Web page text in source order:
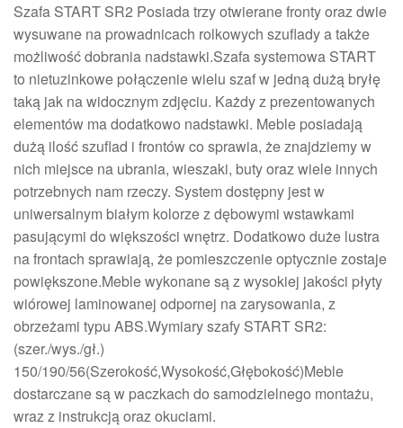
Szafa START SR2 Posiada trzy otwierane fronty oraz dwie
wysuwane na prowadnicach rolkowych szuflady a także
możliwość dobrania nadstawki.Szafa systemowa START
to nietuzinkowe połączenie wielu szaf w jedną dużą bryłę
taką jak na widocznym zdjęciu. Każdy z prezentowanych
elementów ma dodatkowo nadstawki. Meble posiadają
dużą ilość szuflad i frontów co sprawia, że znajdziemy w
nich miejsce na ubrania, wieszaki, buty oraz wiele innych
potrzebnych nam rzeczy. System dostępny jest w
uniwersalnym białym kolorze z dębowymi wstawkami
pasującymi do większości wnętrz. Dodatkowo duże lustra
na frontach sprawiają, że pomieszczenie optycznie zostaje
powiększone.Meble wykonane są z wysokiej jakości płyty
wiórowej laminowanej odpornej na zarysowania, z
obrzeżami typu ABS.Wymiary szafy START SR2:
(szer./wys./gł.)
150/190/56(Szerokość,Wysokość,Głębokość)Meble
dostarczane są w paczkach do samodzielnego montażu,
wraz z instrukcją oraz okuciami.